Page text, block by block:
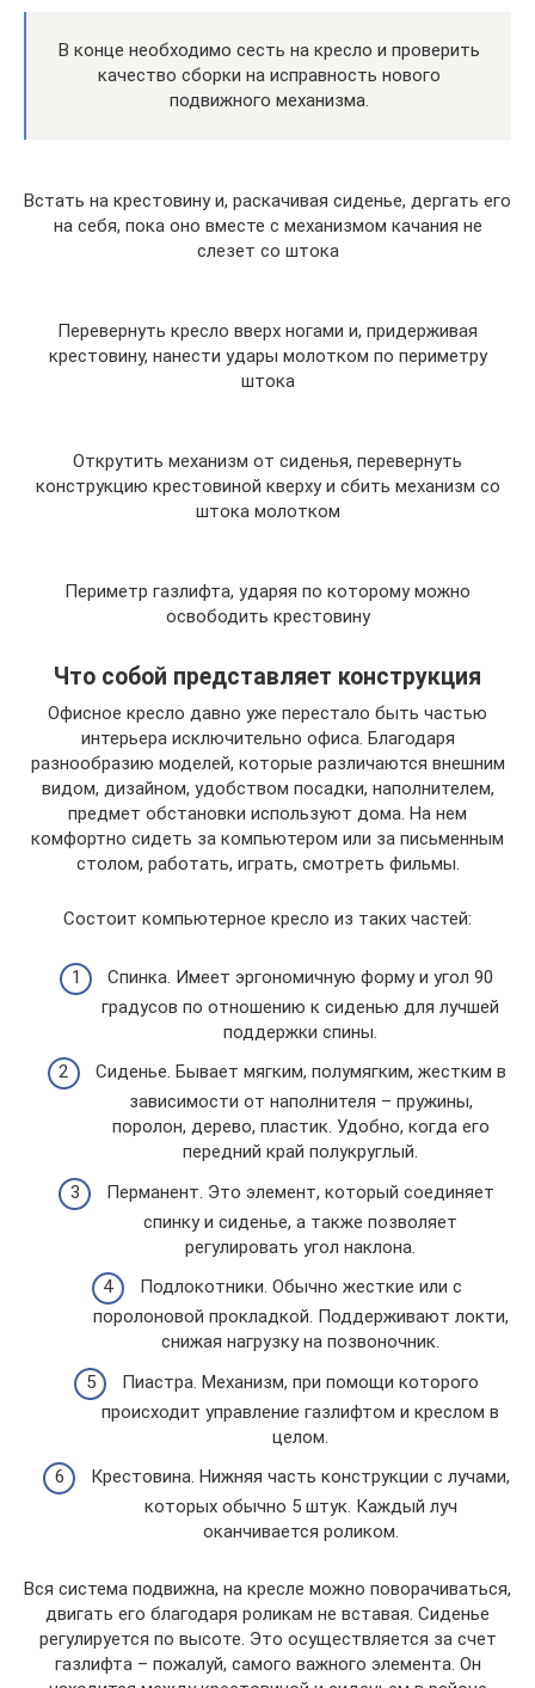
В конце необходимо сесть на кресло и проверить
качество сборки на исправность нового
подвижного механизма.
Встать на крестовину и, раскачивая сиденье, дергать его
на себя, пока оно вместе с механизмом качания не
слезет со штока
Перевернуть кресло вверх ногами и, придерживая
крестовину, нанести удары молотком по периметру
штока
Открутить механизм от сиденья, перевернуть
конструкцию крестовиной кверху и сбить механизм со
штока молотком
Периметр газлифта, ударяя по которому можно
освободить крестовину
Что собой представляет конструкция
Офисное кресло давно уже перестало быть частью
интерьера исключительно офиса. Благодаря
разнообразию моделей, которые различаются внешним
видом, дизайном, удобством посадки, наполнителем,
предмет обстановки используют дома. На нем
комфортно сидеть за компьютером или за письменным
столом, работать, играть, смотреть фильмы.
Состоит компьютерное кресло из таких частей:
Спинка. Имеет эргономичную форму и угол 90
градусов по отношению к сиденью для лучшей
поддержки спины.
Сиденье. Бывает мягким, полумягким, жестким в
зависимости от наполнителя – пружины,
поролон, дерево, пластик. Удобно, когда его
передний край полукруглый.
Перманент. Это элемент, который соединяет
спинку и сиденье, а также позволяет
регулировать угол наклона.
Подлокотники. Обычно жесткие или с
поролоновой прокладкой. Поддерживают локти,
снижая нагрузку на позвоночник.
Пиастра. Механизм, при помощи которого
происходит управление газлифтом и креслом в
целом.
Крестовина. Нижняя часть конструкции с лучами,
которых обычно 5 штук. Каждый луч
оканчивается роликом.
Вся система подвижна, на кресле можно поворачиваться,
двигать его благодаря роликам не вставая. Сиденье
регулируется по высоте. Это осуществляется за счет
газлифта – пожалуй, самого важного элемента. Он